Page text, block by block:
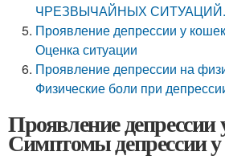
ЧРЕЗВЫЧАЙНЫХ СИТУАЦИЙ.
Проявление депрессии у
Оценка ситуации
Проявление депрессии на
Физические боли при
Проявление
Симптомы депрессии